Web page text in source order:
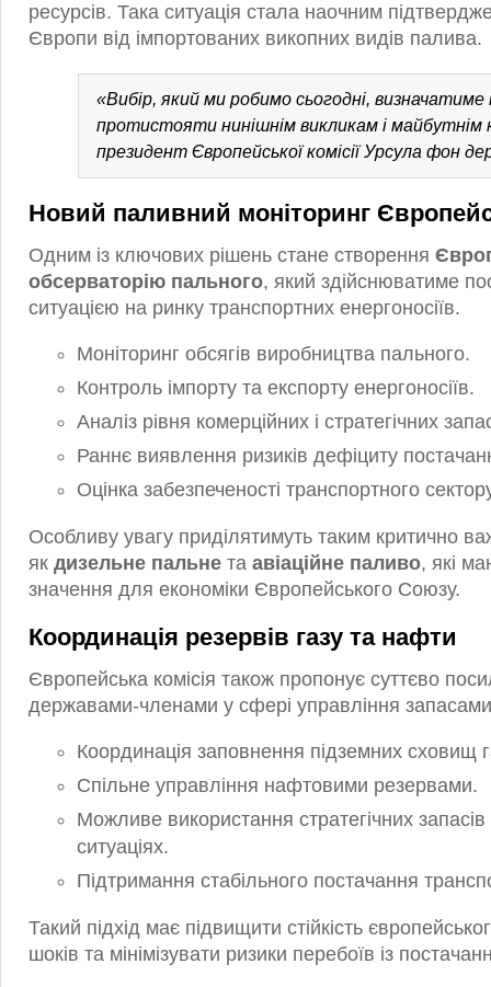
ресурсів. Така ситуація стала наочним
Європи від імпортованих викопних видів палива.
«Вибір, який ми робимо сьогодні,
протистояти нинішнім викликам і майбутнім
президент Європейської комісії Урсула фон
Новий паливний моніторинг
Одним із ключових рішень стане створення
обсерваторію пального, який здійснюватиме
ситуацією на ринку транспортних енергоносіїв.
Моніторинг обсягів виробництва пального.
Контроль імпорту та експорту енергоносіїв.
Аналіз рівня комерційних і стратегічних
Раннє виявлення ризиків дефіциту
Оцінка забезпеченості транспортного
Особливу увагу приділятимуть таким критично
як дизельне пальне та авіаційне паливо, які
значення для економіки Європейського Союзу.
Координація резервів газу та нафти
Європейська комісія також пропонує суттєво
державами-членами у сфері управління запасами
Координація заповнення підземних сховищ
Спільне управління нафтовими резервами.
Можливе використання стратегічних
ситуаціях.
Підтримання стабільного постачання
Такий підхід має підвищити стійкість
шоків та мінімізувати ризики перебоїв із